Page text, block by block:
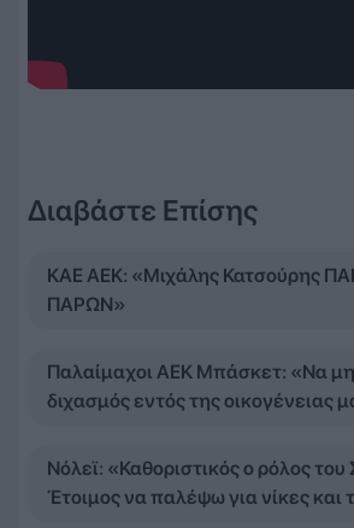
Διαβάστε Επίσης
ΚΑΕ ΑΕΚ: «Μιχάλης Κατσούρης
ΠΑΡΩΝ»
Παλαίμαχοι ΑΕΚ Μπάσκετ: «Να
διχασμός εντός της οικογένειας
Νόλεϊ: «Καθοριστικός ο ρόλος του
Έτοιμος να παλέψω για νίκες και